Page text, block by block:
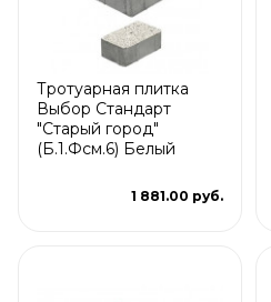
Тротуарная плитка
Выбор Стандарт
"Старый город"
(Б.1.Фсм.6) Белый
1 881.00 руб.